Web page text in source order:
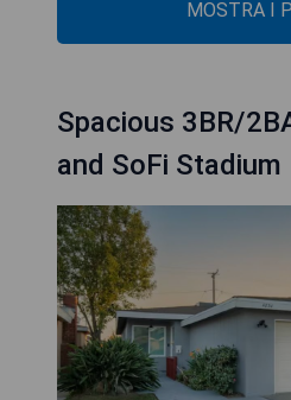
MOSTRA I
Spacious 3BR/
and SoFi Stadium